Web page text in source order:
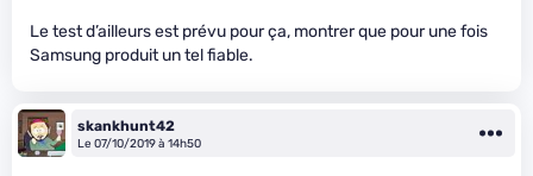
Le test d’ailleurs est prévu pour ça, montrer que pour une fois
Samsung produit un tel fiable.
skankhunt42
Le 07/10/2019 à 14h50